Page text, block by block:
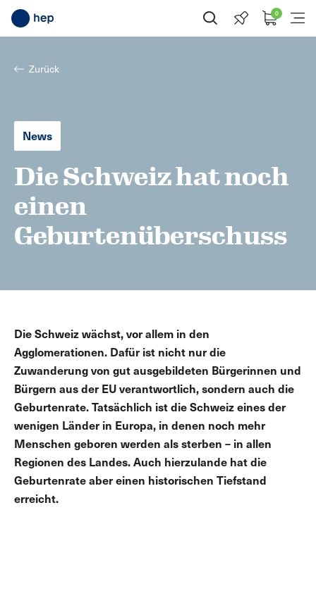
Suche öffnen 0
Zurück
News
Die Schweiz hat noch
einen
Geburtenüberschuss
Die Schweiz wächst, vor allem in den
Agglomerationen. Dafür ist nicht nur die
Zuwanderung von gut ausgebildeten Bürgerinnen und
Bürgern aus der EU verantwortlich, sondern auch die
Geburtenrate. Tatsächlich ist die Schweiz eines der
wenigen Länder in Europa, in denen noch mehr
Menschen geboren werden als sterben – in allen
Regionen des Landes. Auch hierzulande hat die
Geburtenrate aber einen historischen Tiefstand
erreicht.